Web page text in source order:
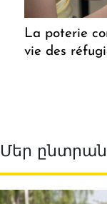
La poterie
vie des
Մեր